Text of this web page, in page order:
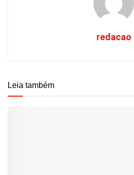
redacao
Leia também